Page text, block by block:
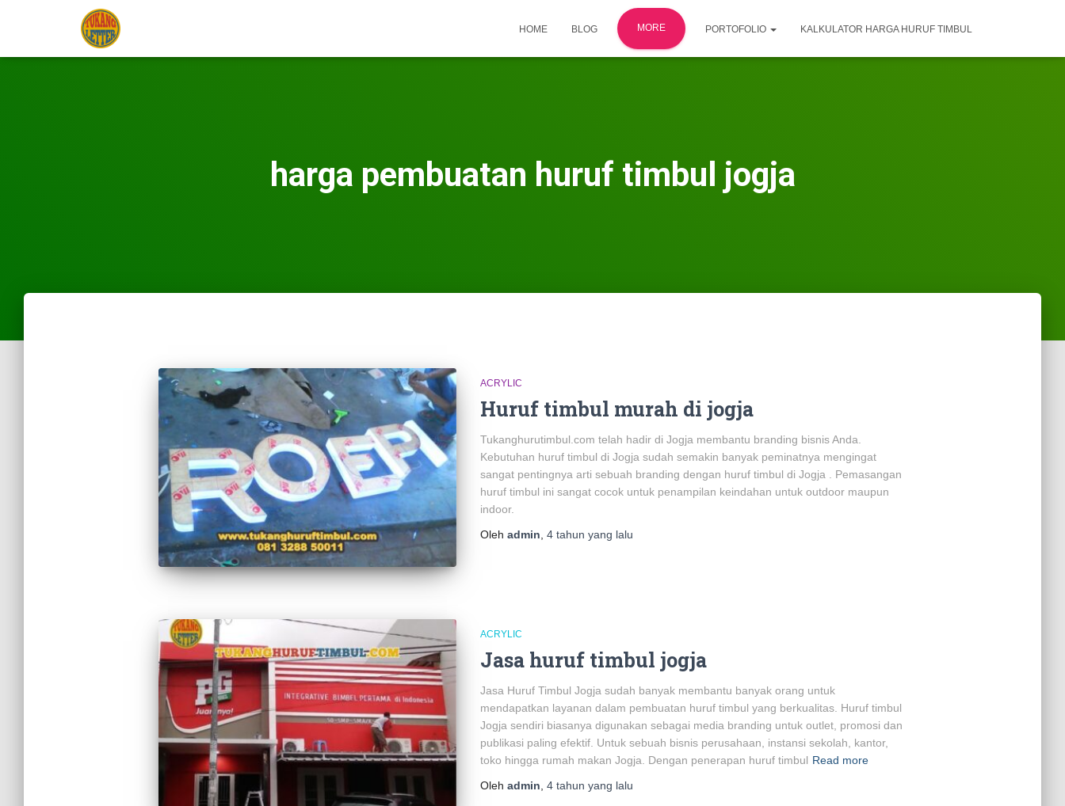
HOME BLOG MORE PORTOFOLIO KALKULATOR HARGA HURUF TIMBUL
harga pembuatan huruf timbul jogja
ACRYLIC
Huruf timbul murah di jogja
Tukanghurutimbul.com telah hadir di Jogja membantu branding bisnis Anda.
Kebutuhan huruf timbul di Jogja sudah semakin banyak peminatnya mengingat
sangat pentingnya arti sebuah branding dengan huruf timbul di Jogja . Pemasangan
huruf timbul ini sangat cocok untuk penampilan keindahan untuk outdoor maupun
indoor.
Oleh admin 4 tahun yang lalu
ACRYLIC
Jasa huruf timbul jogja
Jasa Huruf Timbul Jogja sudah banyak membantu banyak orang untuk
mendapatkan layanan dalam pembuatan huruf timbul yang berkualitas. Huruf timbul
Jogja sendiri biasanya digunakan sebagai media branding untuk outlet, promosi dan
publikasi paling efektif. Untuk sebuah bisnis perusahaan, instansi sekolah, kantor,
toko hingga rumah makan Jogja. Dengan penerapan huruf timbul Read more
Oleh admin 4 tahun yang lalu